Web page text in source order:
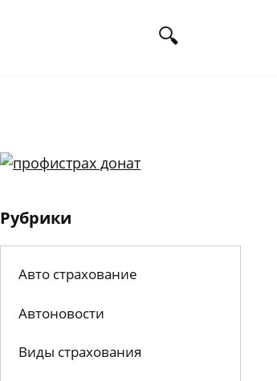
Рубрики
Авто страхование
Автоновости
Виды страхования